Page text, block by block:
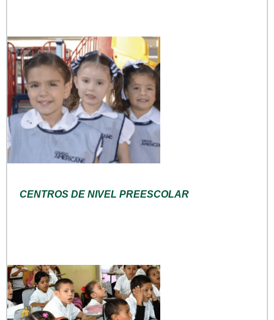
CENTROS DE NIVEL PREESCOLAR